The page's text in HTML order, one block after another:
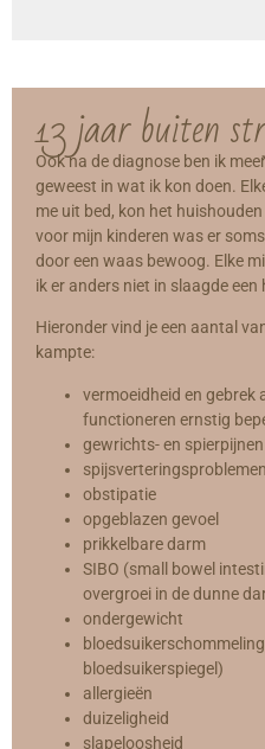
13 jaar buiten
Ook na de diagnose ben ik
geweest in wat ik kon doen.
me uit bed, kon het
voor mijn kinderen was er
door een waas bewoog. Elke
ik er anders niet in slaagde
Hieronder vind je een aantal
kampte:
vermoeidheid en gebrek
functioneren ernstig
gewrichts- en spierpijnen
spijsverteringsproblemen
obstipatie
opgeblazen gevoel
prikkelbare darm
SIBO (small bowel
overgroei in de dunne
ondergewicht
bloedsuikerspiegel)
allergieën
duizeligheid
slapeloosheid